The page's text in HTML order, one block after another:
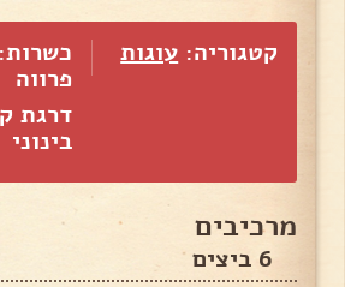
קטגוריה: עוגות
פרווה
דרגת
בינוני
מרכיבים
6 ביצים